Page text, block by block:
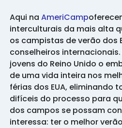
Aqui na AmeriCamp
interculturais da mais alta
os campistas de verão dos
conselheiros
jovens do Reino Unido o
de uma vida inteira nos
férias dos EUA, eliminando
difíceis do processo para
dos campos se possam
interessa: ter o melhor